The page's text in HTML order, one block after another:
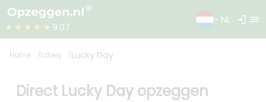
★★★★★ 9.07
- NL login menu
Home Loterij Lucky Day
Direct Lucky Day opzeggen